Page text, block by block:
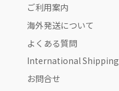
ご利用案内
海外発送について
よくある質問
International Shipping
お問合せ